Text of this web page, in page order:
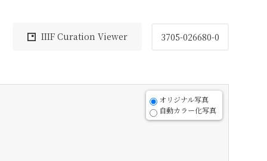
IIIF Curation Viewer 3705-026680-0
オリジナル写真
自動カラー化写真